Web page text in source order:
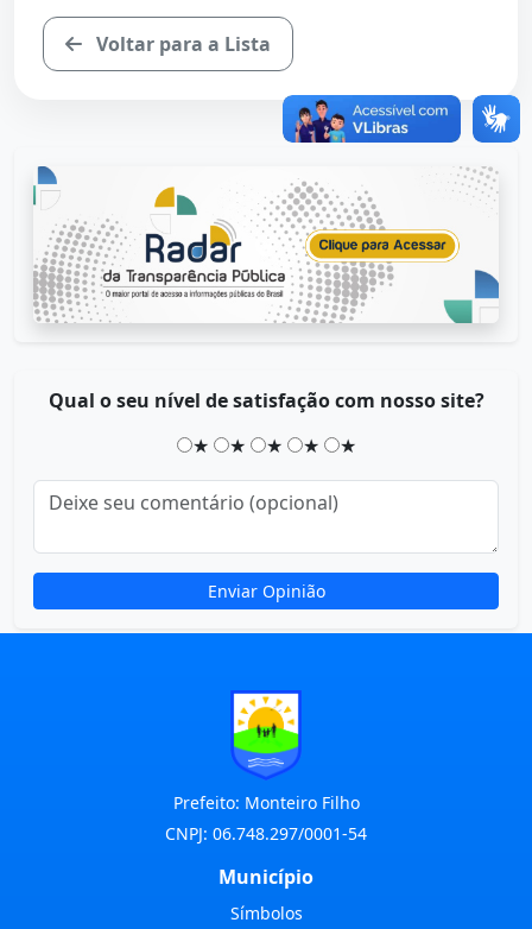
Voltar para a Lista
Qual o seu nível de satisfação com nosso site?
★
★ ★ ★ ★
Enviar Opinião
Prefeito: Monteiro Filho
CNPJ: 06.748.297/0001-54
Município
Símbolos